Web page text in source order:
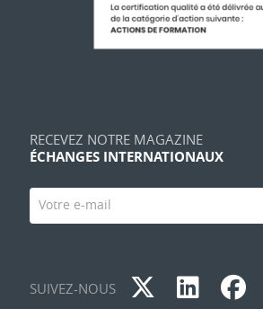
RECEVEZ NOTRE MAGAZINE
ÉCHANGES INTERNATIONAUX
Votre e-mail
SUIVEZ-NOUS